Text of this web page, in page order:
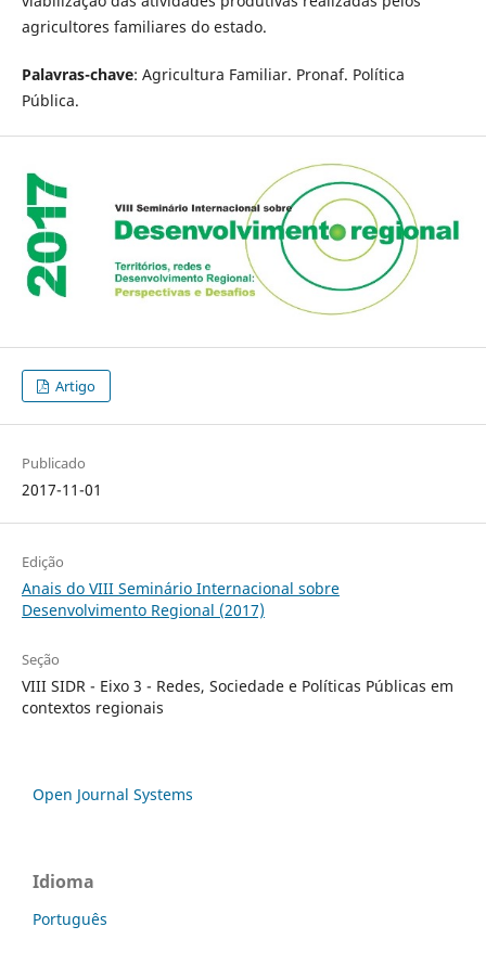
agricultores familiares do estado.
Palavras-chave: Agricultura Familiar. Pronaf. Política
Pública.
Artigo
Publicado
2017-11-01
Edição
Anais do VIII Seminário Internacional sobre
Desenvolvimento Regional (2017)
Seção
VIII SIDR - Eixo 3 - Redes, Sociedade e Políticas Públicas em
contextos regionais
Open Journal Systems
Idioma
Português